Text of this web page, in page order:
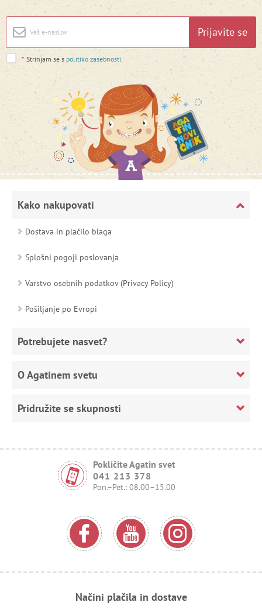
Prijavite se
* Strinjam se s politiko zasebnosti
Kako nakupovati
Dostava in plačilo blaga
Splošni pogoji poslovanja
Varstvo osebnih podatkov (Privacy Policy)
Pošiljanje po Evropi
Potrebujete nasvet?
O Agatinem svetu
Pridružite se skupnosti
Pokličite Agatin svet
041 213 378
Pon.–Pet.: 08.00–15.00
Načini plačila in dostave